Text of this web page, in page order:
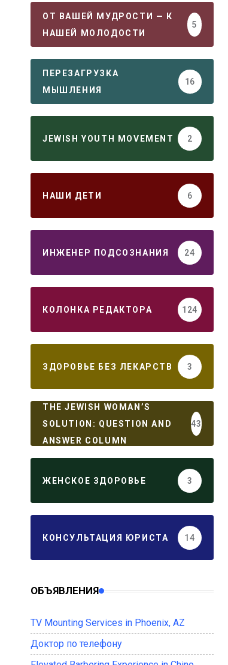
ОТ ВАШЕЙ МУДРОСТИ — К
НАШЕЙ МОЛОДОСТИ
5
ПЕРЕЗАГРУЗКА
МЫШЛЕНИЯ
16
JEWISH YOUTH MOVEMENT 2
НАШИ ДЕТИ 6
ИНЖЕНЕР ПОДСОЗНАНИЯ 24
КОЛОНКА РЕДАКТОРА 124
ЗДОРОВЬЕ БЕЗ ЛЕКАРСТВ 3
THE JEWISH WOMAN’S
SOLUTION: QUESTION AND
ANSWER COLUMN
43
ЖЕНСКОЕ ЗДОРОВЬЕ 3
КОНСУЛЬТАЦИЯ ЮРИСТА 14
ОБЪЯВЛЕНИЯ
TV Mounting Services in Phoenix, AZ
Доктор по телефону